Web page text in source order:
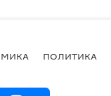
ПОЛИТИКА